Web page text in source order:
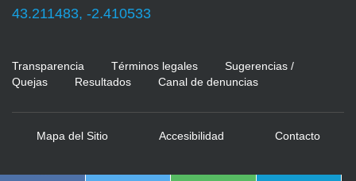
43.211483, -2.410533
Transparencia Términos legales
Sugerencias /
Quejas
Resultados Canal de denuncias
Mapa del Sitio Accesibilidad Contacto